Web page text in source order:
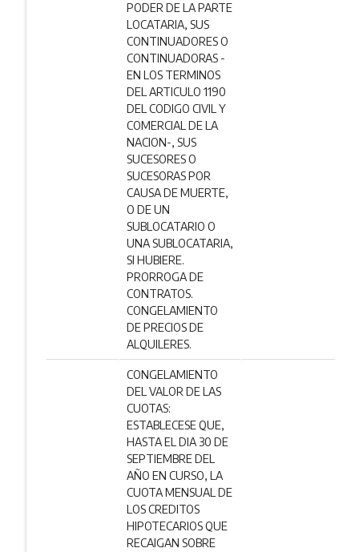
PODER DE LA PARTE
LOCATARIA, SUS
CONTINUADORES O
CONTINUADORAS -
EN LOS TERMINOS
DEL ARTICULO 1190
DEL CODIGO CIVIL Y
COMERCIAL DE LA
NACION-, SUS
SUCESORES O
SUCESORAS POR
CAUSA DE MUERTE,
O DE UN
SUBLOCATARIO O
UNA SUBLOCATARIA,
SI HUBIERE.
PRORROGA DE
CONTRATOS.
CONGELAMIENTO
DE PRECIOS DE
ALQUILERES.
CONGELAMIENTO
DEL VALOR DE LAS
CUOTAS:
ESTABLECESE QUE,
HASTA EL DIA 30 DE
SEPTIEMBRE DEL
AÑO EN CURSO, LA
CUOTA MENSUAL DE
LOS CREDITOS
HIPOTECARIOS QUE
RECAIGAN SOBRE